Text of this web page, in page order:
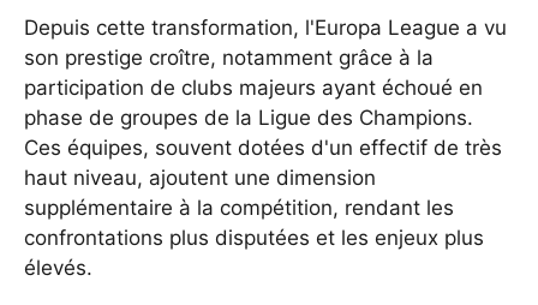
Depuis cette transformation, l'Europa League a vu
son prestige croître, notamment grâce à la
participation de clubs majeurs ayant échoué en
phase de groupes de la Ligue des Champions.
Ces équipes, souvent dotées d'un effectif de très
haut niveau, ajoutent une dimension
supplémentaire à la compétition, rendant les
confrontations plus disputées et les enjeux plus
élevés.